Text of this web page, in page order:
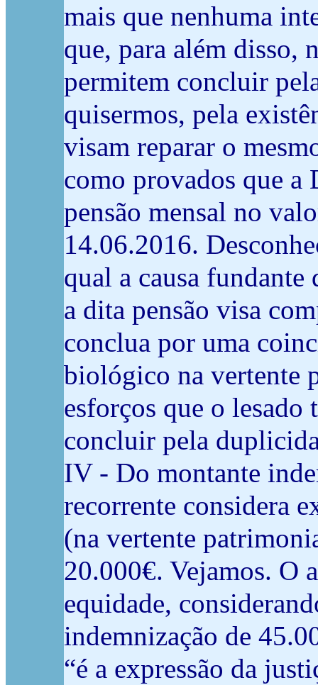
mais que nenhuma
que, para além disso,
permitem concluir
quisermos, pela
visam reparar o
como provados que a
pensão mensal no
14.06.2016.
qual a causa fundante
a dita pensão visa
conclua por uma
biológico na vertente
esforços que o lesado
concluir pela
IV - Do montante
recorrente considera
(na vertente
20.000€. Vejamos. O
equidade,
indemnização de
“é a expressão da